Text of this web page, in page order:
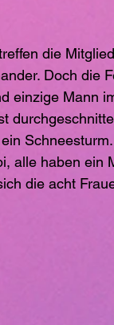
die
Doch die
einzige Mann
alle haben ein
die acht